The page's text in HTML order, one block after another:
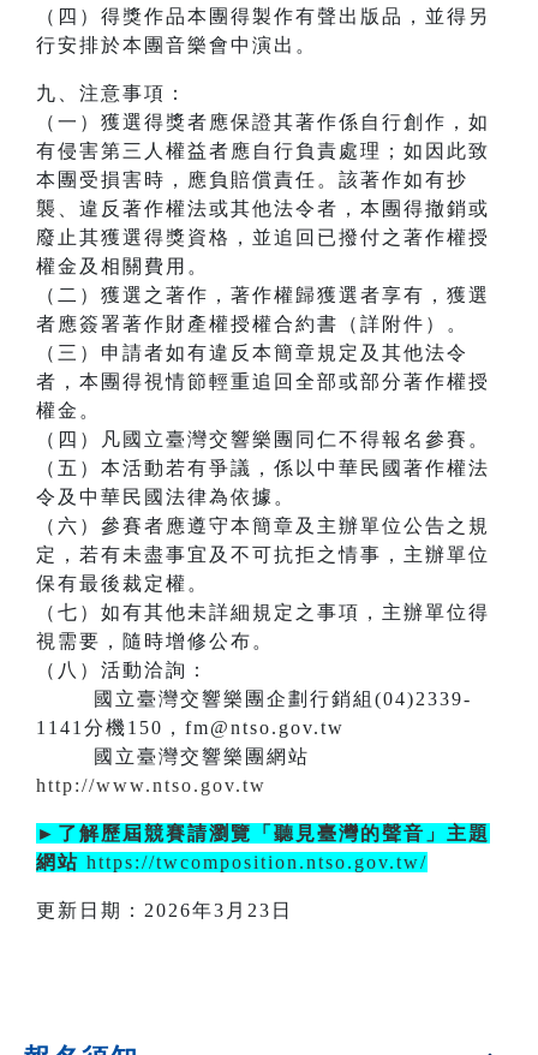
（四）得獎作品本團得製作有聲出版品，並得另
行安排於本團音樂會中演出。
九、注意事項：
（一）獲選得獎者應保證其著作係自行創作，如
有侵害第三人權益者應自行負責處理；如因此致
本團受損害時，應負賠償責任。該著作如有抄
襲、違反著作權法或其他法令者，本團得撤銷或
廢止其獲選得獎資格，並追回已撥付之著作權授
權金及相關費用。
（二）獲選之著作，著作權歸獲選者享有，獲選
者應簽署著作財產權授權合約書（詳附件）。
（三）申請者如有違反本簡章規定及其他法令
者，本團得視情節輕重追回全部或部分著作權授
權金。
（四）凡國立臺灣交響樂團同仁不得報名參賽。
（五）本活動若有爭議，係以中華民國著作權法
令及中華民國法律為依據。
（六）參賽者應遵守本簡章及主辦單位公告之規
定，若有未盡事宜及不可抗拒之情事，主辦單位
保有最後裁定權。
（七）如有其他未詳細規定之事項，主辦單位得
視需要，隨時增修公布。
（八）活動洽詢：
國立臺灣交響樂團企劃行銷組(04)2339-
1141分機150，fm@ntso.gov.tw
國立臺灣交響樂團網站
http://www.ntso.gov.tw
►了解歷屆競賽請瀏覽「聽見臺灣的聲音」主題
網站 https://twcomposition.ntso.gov.tw/
更新日期：2026年3月23日